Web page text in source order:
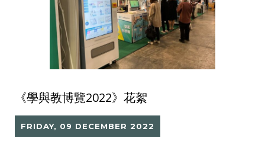
《學與教博覽2022》花絮
FRIDAY, 09 DECEMBER 2022